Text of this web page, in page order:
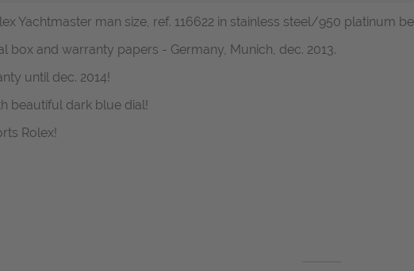
Yachtmaster man size, ref. 116622 in stainless steel/950 platinum
box and warranty papers - Germany, Munich, dec. 2013.
until dec. 2014!
beautiful dark blue dial!
Rolex!